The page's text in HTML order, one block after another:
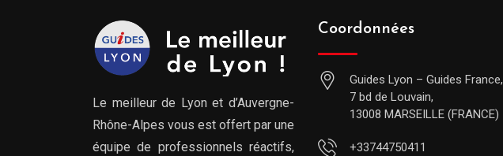
Le meilleur de Lyon et d’Auvergne-
Rhône-Alpes vous est offert par une
équipe de professionnels réactifs,
Coordonnées
Guides Lyon – Guides France,
7 bd de Louvain,
13008 MARSEILLE (FRANCE)
+33744750411